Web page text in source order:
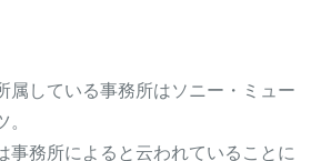
属している事務所はソニー・ミュー
事務所によると云われていることに